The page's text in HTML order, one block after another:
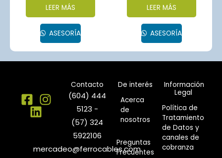
LEER MÁS
ASESORÍA
LEER MÁS
ASESORÍA
Contacto
(604) 444
5123 -
(57) 324
5922106
mercadeo@ferrocables.com
De interés
Acerca
de
nosotros
Preguntas
Frecuentes
Información
Legal
Política de
Tratamiento
de Datos y
canales de
cobranza